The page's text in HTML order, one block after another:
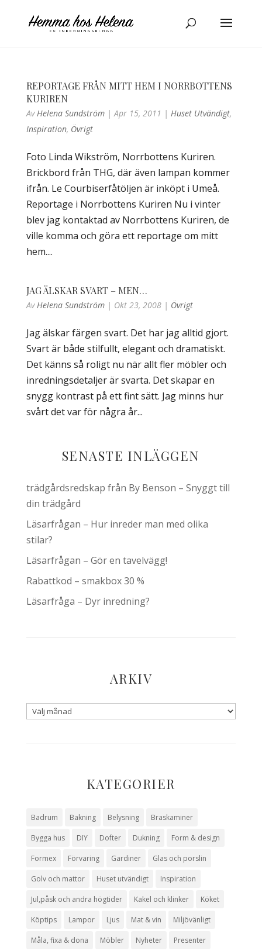
REPORTAGE FRÅN MITT HEM I NORRBOTTENS
KURIREN
AvHelena Sundström|Apr 15, 2011 | Huset Utvändigt,
Inspiration, Övrigt
Foto Linda Wikström, Norrbottens Kuriren.
Brickbord från THG, där även lampan kommer
ifrån. Le Courbiserfåtöljen är inköpt i Umeå.
Reportage i Norrbottens Kuriren Nu i vinter
blev jag kontaktad av Norrbottens Kuriren, de
ville komma och göra ett reportage om mitt
hem....
JAG ÄLSKAR SVART – MEN…
AvHelena Sundström| Okt 23, 2008| Övrigt
Jag älskar färgen svart. Det har jag alltid gjort.
Svart är både stilfullt, elegant och dramatiskt.
Det känns så roligt nu när allt fler möbler och
inredningsdetaljer är svarta. Det skapar en
snygg kontrast på ett fint sätt. Jag minns hur
svårt det var för några år...
SENASTE INLÄGGEN
trädgårdsredskap från By Benson – Snyggt till
din trädgård
Läsarfrågan – Hur inreder man med olika
stilar?
Läsarfrågan – Gör en tavelvägg!
Rabattkod – smakbox 30 %
Läsarfråga – Dyr inredning?
ARKIV
KATEGORIER
Badrum Bakning Belysning Braskaminer
Bygga hus DIY Dofter Dukning Form & design
Formex Förvaring Gardiner Glas och porslin
Golv och mattor Huset utvändigt Inspiration
Jul,påsk och andra högtider Kakel och klinker Köket
Köptips Lampor Ljus Mat & vin Miljövänligt
Måla, fixa & dona Möbler Nyheter Presenter